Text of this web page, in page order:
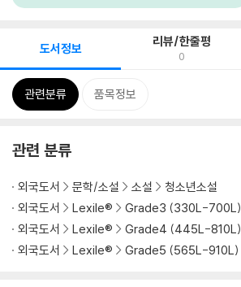
도서정보 리뷰/한줄평
0
관련분류 품목정보
관련 분류
외국도서 문학/소설 소설
청소년소설
외국도서
Lexile®
Grade3 (330L-700L)
외국도서
Lexile®
Grade4 (445L-810L)
외국도서
Lexile® Grade5 (565L-910L)